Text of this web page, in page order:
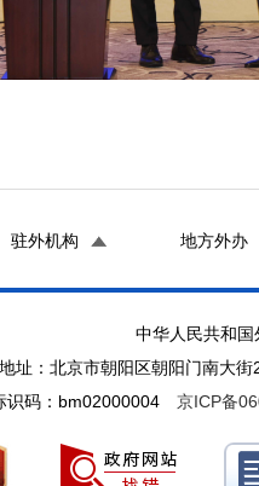
驻外机构 地方外办
中华人民共和
址：北京市朝阳区朝阳门南大
识码：bm02000004 京ICP备